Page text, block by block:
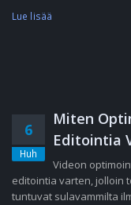
Lue lisää
6
Huh
Miten
Editointia
Videon
editointia varten, jolloin
tuntuvat sulavammilta